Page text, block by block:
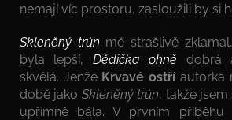
nemají víc prostoru, zasloužili by si
Skleněný trůn mě strašlivě
byla lepší, Dědička ohně dobrá
skvělá. Jenže Krvavé ostří autorka
době jako Skleněný trůn, takže
upřímně bála. V prvním příběhu